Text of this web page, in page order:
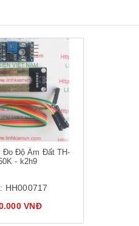
Đo Độ Ẩm Đất TH-
- k2h9
HH000717
VNĐ